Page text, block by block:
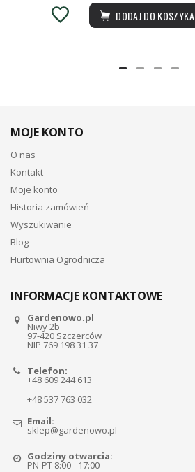
DODAJ DO KOSZYKA
MOJE KONTO
O nas
Kontakt
Moje konto
Historia zamówień
Wyszukiwanie
Blog
Hurtownia Ogrodnicza
INFORMACJE KONTAKTOWE
Gardenowo.pl
Niwy 2b
97-420 Szczerców
NIP 769 198 31 37
Telefon:
+48 609 244 613
+48 537 763 032
Email:
sklep@gardenowo.pl
Godziny otwarcia:
PN-PT 8:00 - 17:00